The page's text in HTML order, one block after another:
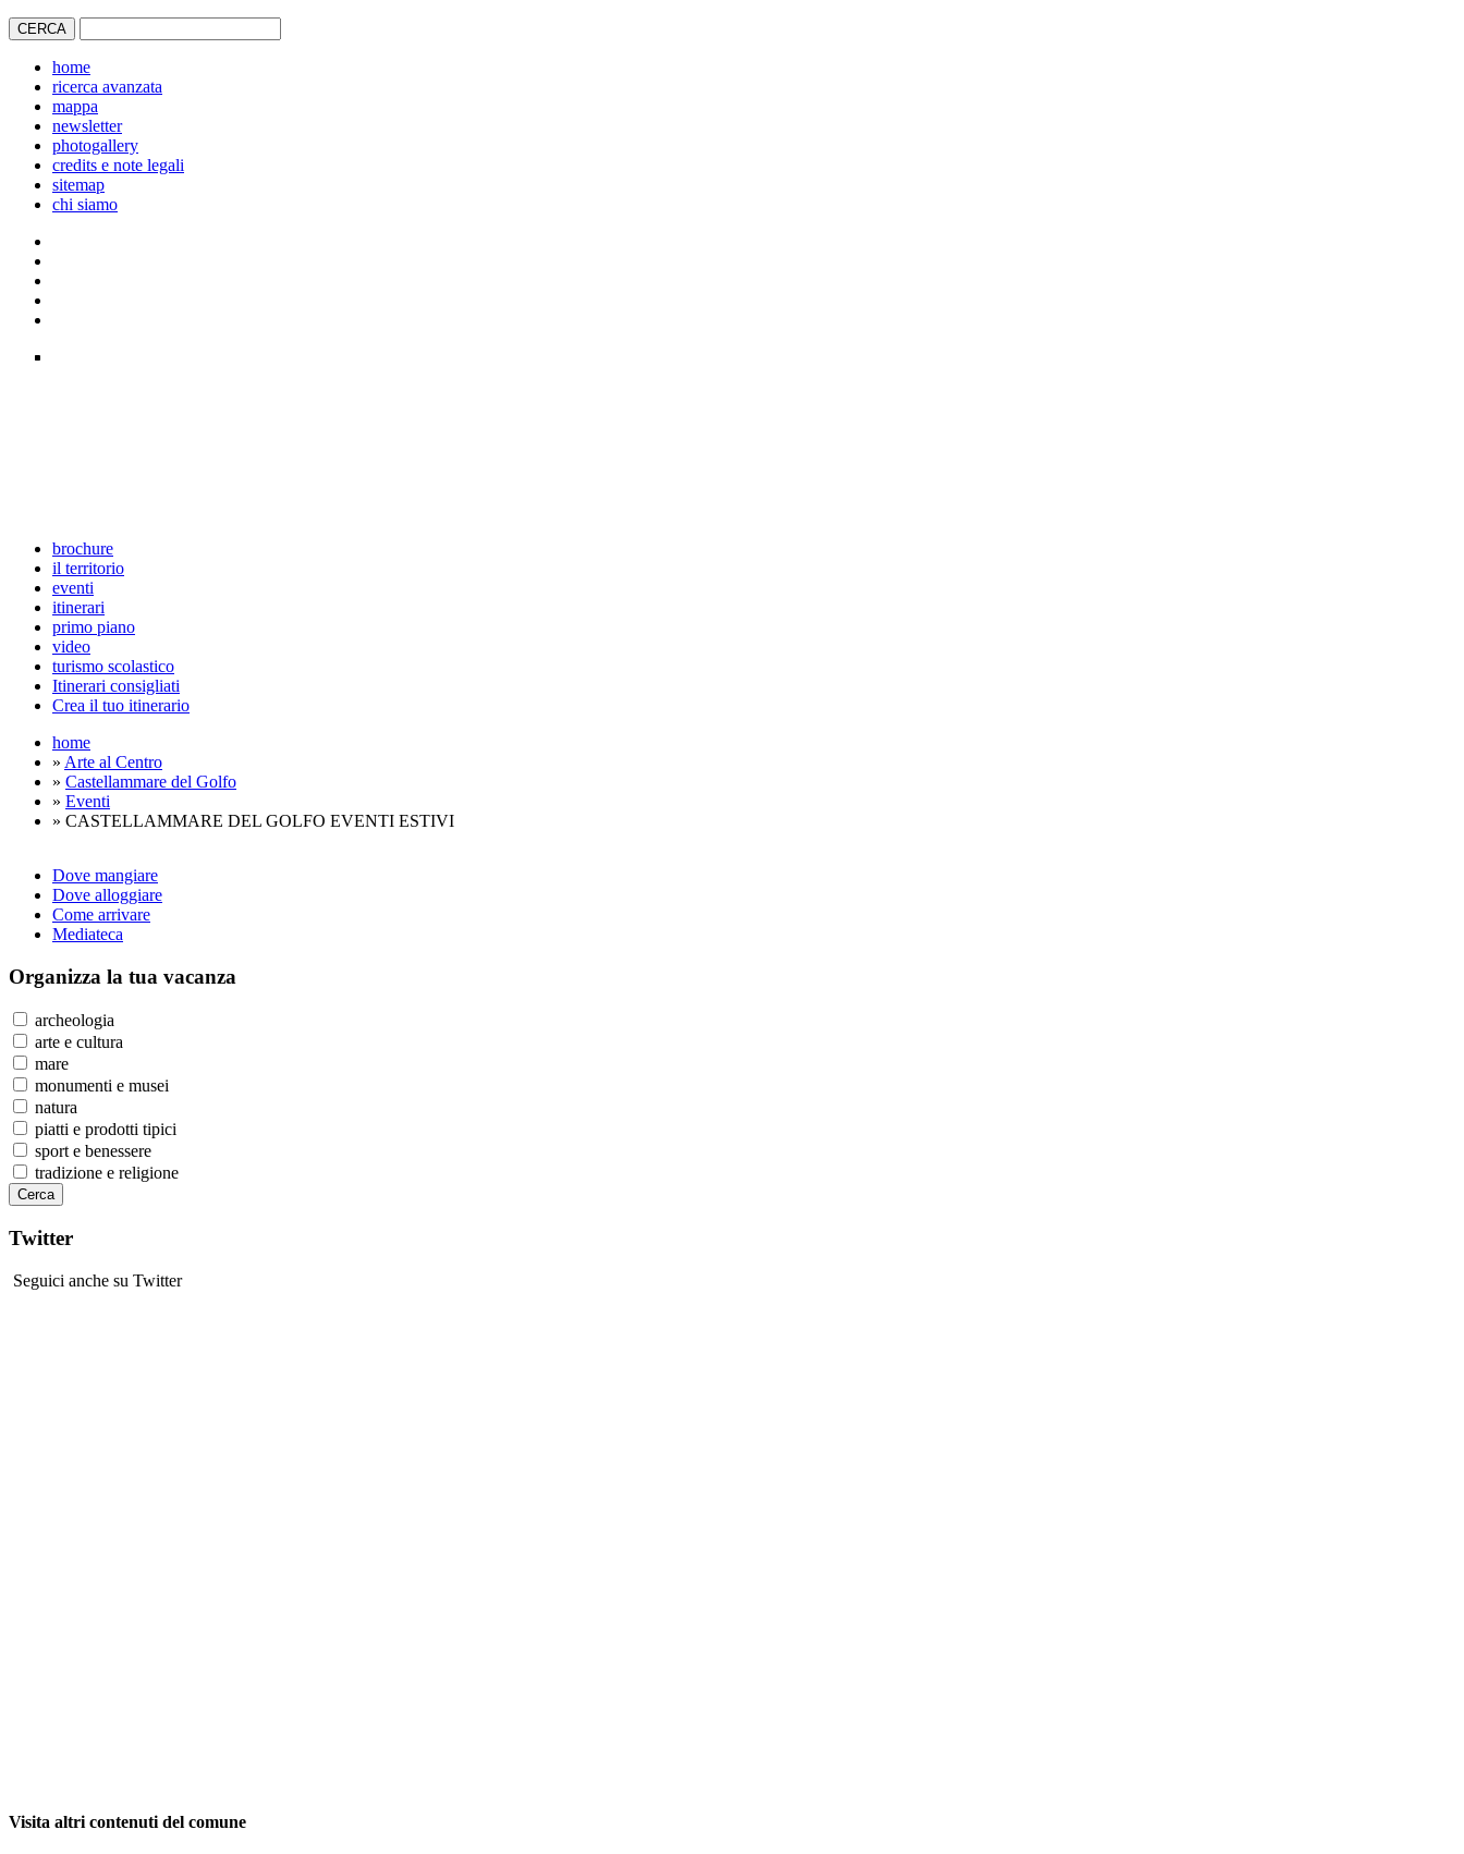
home
ricerca avanzata
mappa
newsletter
photogallery
credits e note legali
sitemap
chi siamo
brochure
il territorio
eventi
itinerari
primo piano
video
turismo scolastico
Itinerari consigliati
Crea il tuo itinerario
home
» Arte al Centro
» Castellammare del Golfo
» Eventi
» CASTELLAMMARE DEL GOLFO EVENTI ESTIVI
Dove mangiare
Dove alloggiare
Come arrivare
Mediateca
Organizza la tua vacanza
archeologia
arte e cultura
mare
monumenti e musei
natura
piatti e prodotti tipici
sport e benessere
tradizione e religione
Twitter
Seguici anche su Twitter
Visita altri contenuti del comune